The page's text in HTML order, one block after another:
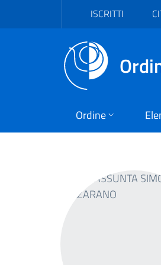
Vai al contenuto principale
ISCRITTI
Ordine